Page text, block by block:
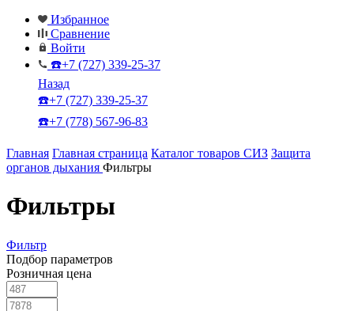
Избранное
Сравнение
Войти
☎️+7 (727) 339-25-37
Назад
☎️+7 (727) 339-25-37
☎️+7 (778) 567-96-83
Главная Главная страница Каталог товаров СИЗ Защита
органов дыхания Фильтры
Фильтры
Фильтр
Подбор параметров
Розничная цена